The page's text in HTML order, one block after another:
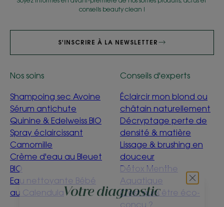
Votre diagnostic
conseils beauty clean !
S'INSCRIRE À LA NEWSLETTER
Nos soins
Shampoing sec Avoine
Sérum antichute
Quinine & Edelweiss BIO
Spray éclaircissant
Camomille
Crème d'eau au Bleuet
BIO
Eau nettoyante Bébé
au Calendula
Conseils d'experts
Éclaircir mon blond ou
châtain naturellement
Décryptage perte de
densité & matière
Lissage & brushing en
douceur
Détox Menthe
Aquatique
C'est quoi être éco-
conçu ?